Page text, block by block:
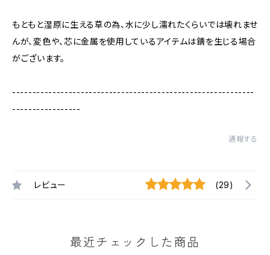
もともと湿原に生える草の為、水に少し濡れたくらいでは壊れませ
んが、変色や、芯に金属を使用しているアイテムは錆を生じる場合
がございます。
------------------------------------------------------------
-----------------
通報する
レビュー (29)
最近チェックした商品